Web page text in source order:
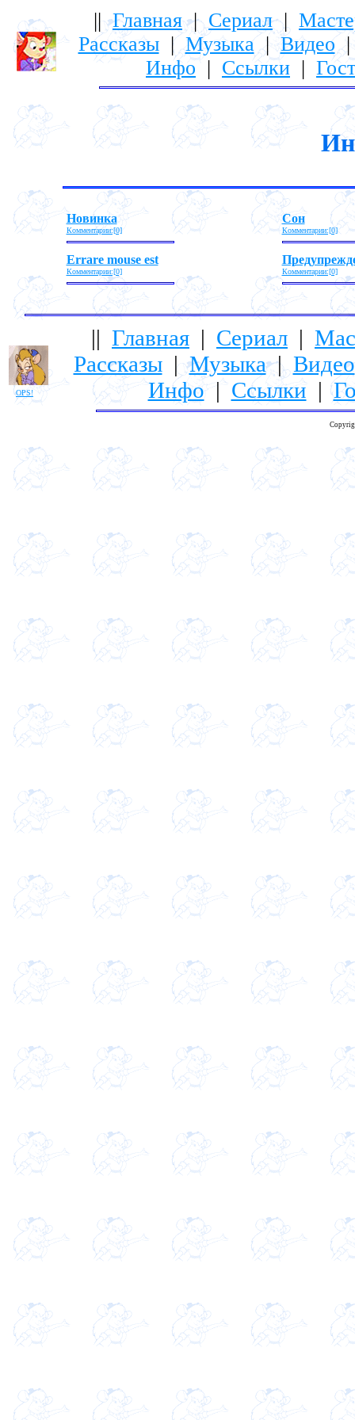
||Главная| Сериал|
Рассказы|Музыка|Видео
Инфо| Ссылки |
Новинка
Комментарии:[0]
Сон
Комментарии:[0]
Errare mouse est
Комментарии:[0] Комментарии:[0]
OPS!
|| Главная | Сериал |
Рассказы|Музыка|Видео
Инфо|Ссылки|